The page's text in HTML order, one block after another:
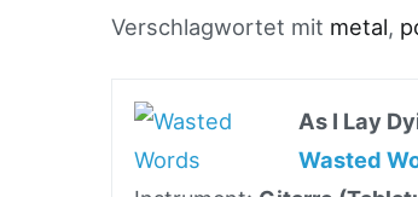
Verschlagwortet mit metal,
As I Lay
Wasted